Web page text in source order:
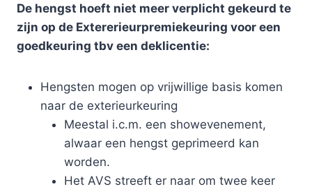
De hengst hoeft niet meer verplicht gekeurd te
zijn op de Extererieurpremiekeuring voor een
goedkeuring tbv een deklicentie:
Hengsten mogen op vrijwillige basis komen
naar de exterieurkeuring
Meestal i.c.m. een showevenement,
alwaar een hengst geprimeerd kan
worden.
Het AVS streeft er naar om twee keer